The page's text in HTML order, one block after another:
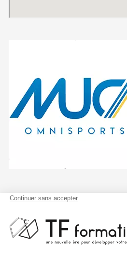
150 Rue François
Joseph Gossec,
34070 Montpellier